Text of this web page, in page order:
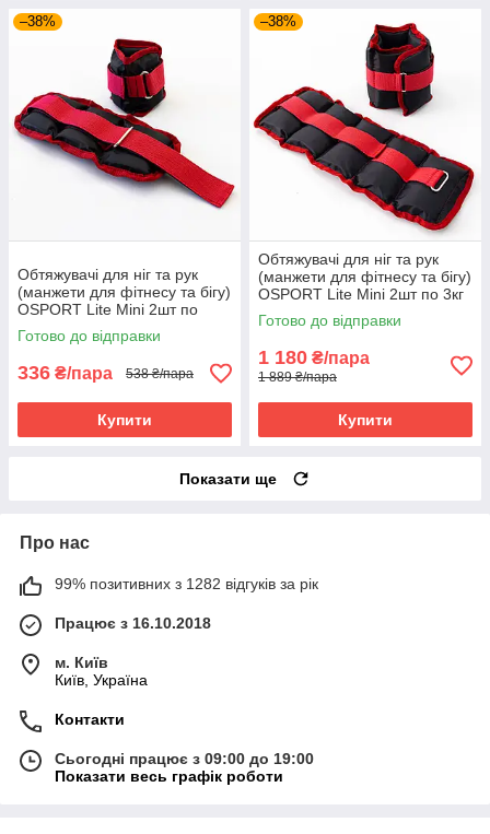
–38%
Обтяжувачі для ніг та рук
(манжети для фітнесу та бігу)
OSPORT Lite Mini 2шт по
0.5кг (OF-00100)
Готово до відправки
336 ₴/пара 538 ₴/пара
Купити
–38%
Обтяжувачі для ніг та рук
(манжети для фітнесу та бігу)
OSPORT Lite Mini 2шт по 3кг
(OF-00105)
Готово до відправки
1 180 ₴/пара
1 889 ₴/пара
Купити
Показати ще
Про нас
99% позитивних з 1282 відгуків за рік
Працює з 16.10.2018
м. Київ
Київ, Україна
Контакти
Сьогодні працює з 09:00 до 19:00
Показати весь графік роботи